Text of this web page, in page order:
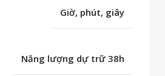
Giờ, phút, giây
Năng lượng dự trữ 38h